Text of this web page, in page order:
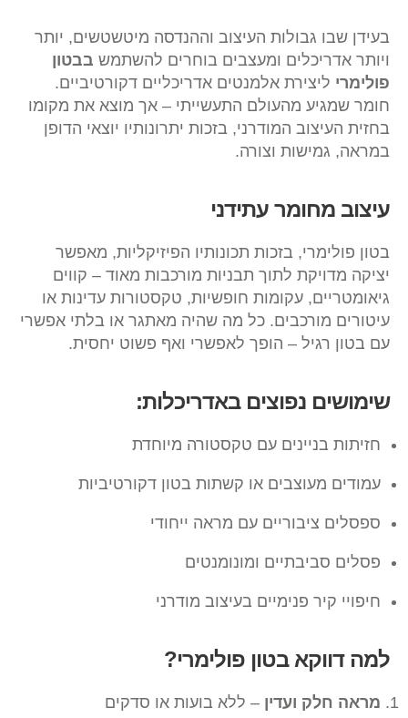
בעידן שבו גבולות העיצוב וההנדסה מיטשטשים, יותר
ויותר אדריכלים ומעצבים בוחרים להשתמש בבטון
פולימרי ליצירת אלמנטים אדריכליים דקורטיביים.
חומר שמגיע מהעולם התעשייתי – אך מוצא את מקומו
בחזית העיצוב המודרני, בזכות יתרונותיו יוצאי הדופן
במראה, גמישות וצורה.
עיצוב מחומר עתידני
בטון פולימרי, בזכות תכונותיו הפיזיקליות, מאפשר
יציקה מדויקת לתוך תבניות מורכבות מאוד – קווים
גיאומטריים, עקומות חופשיות, טקסטורות עדינות או
עיטורים מורכבים. כל מה שהיה מאתגר או בלתי אפשרי
עם בטון רגיל – הופך לאפשרי ואף פשוט יחסית.
שימושים נפוצים באדריכלות:
חזיתות בניינים עם טקסטורה מיוחדת
עמודים מעוצבים או קשתות בטון דקורטיביות
ספסלים ציבוריים עם מראה ייחודי
פסלים סביבתיים ומונומנטים
חיפויי קיר פנימיים בעיצוב מודרני
למה דווקא בטון פולימרי?
מראה חלק ועדין – ללא בועות או סדקים